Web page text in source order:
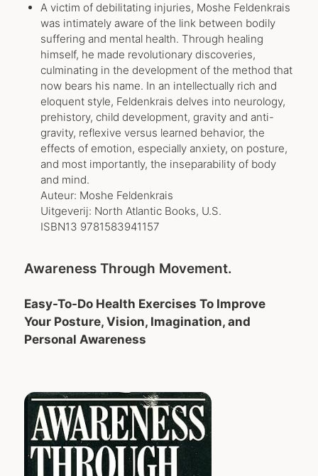
A victim of debilitating injuries, Moshe Feldenkrais
was intimately aware of the link between bodily
suffering and mental health. Through healing
himself, he made revolutionary discoveries,
culminating in the development of the method that
now bears his name. In an intellectually rich and
eloquent style, Feldenkrais delves into neurology,
prehistory, child development, gravity and anti-
gravity, reflexive versus learned behavior, the
effects of emotion, especially anxiety, on posture,
and most importantly, the inseparability of body
and mind.
Auteur: Moshe Feldenkrais
Uitgeverij: North Atlantic Books, U.S.
ISBN13 9781583941157
Awareness Through Movement.
Easy-To-Do Health Exercises To Improve
Your Posture, Vision, Imagination, and
Personal Awareness